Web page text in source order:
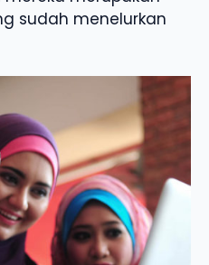
sudah menelurkan